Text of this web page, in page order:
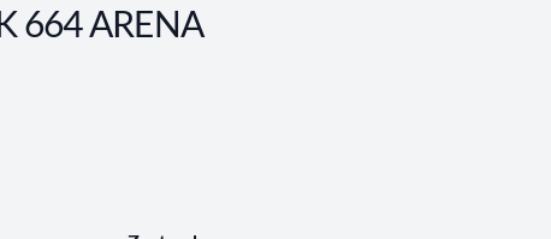
664 ARENA